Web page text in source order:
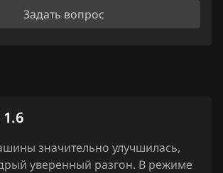
Задать вопрос
значительно улучшилась,
уверенный разгон. В режиме